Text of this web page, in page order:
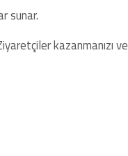
sunar.
kazanmanızı ve